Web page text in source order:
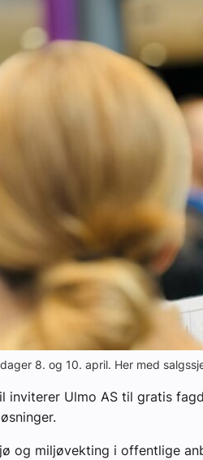
8. og 10. april. Her med
inviterer Ulmo AS til gratis
og miljøvekting i offentlige